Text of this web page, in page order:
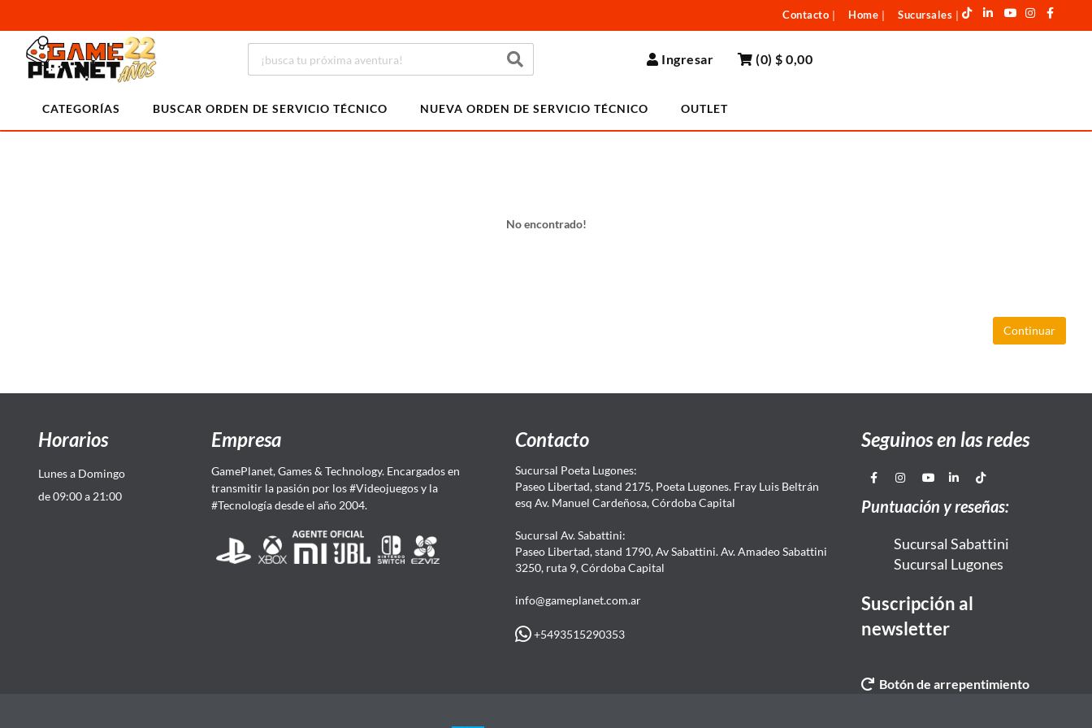
Contacto Home Sucursales
Ingresar (0)$ 0,00
CATEGORÍAS BUSCAR ORDEN DE SERVICIO TÉCNICO NUEVA ORDEN DE SERVICIO TÉCNICO OUTLET
No encontrado!
Continuar
Horarios
Lunes a Domingo
de 09:00 a 21:00
Empresa
GamePlanet, Games & Technology. Encargados en
transmitir la pasión por los #Videojuegos y la
#Tecnología desde el año 2004.
Contacto
Sucursal Poeta Lugones:
Paseo Libertad, stand 2175, Poeta Lugones. Fray Luis Beltrán
esq Av. Manuel Cardeñosa, Córdoba Capital
Sucursal Av. Sabattini:
Paseo Libertad, stand 1790, Av Sabattini. Av. Amadeo Sabattini
3250, ruta 9, Córdoba Capital
info@gameplanet.com.ar
+5493515290353
Seguinos en las redes
Puntuación y reseñas:
Sucursal Sabattini
Sucursal Lugones
Suscripción al
newsletter
Botón de arrepentimiento